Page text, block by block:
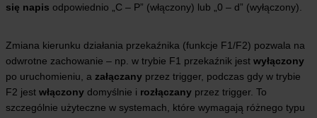
się napis odpowiednio „C – P” (włączony) lub „0 – d” (wyłączony).
Zmiana kierunku działania przekaźnika (funkcje F1/F2) pozwala na
odwrotne zachowanie – np. w trybie F1 przekaźnik jest wyłączony
po uruchomieniu, a załączany przez trigger, podczas gdy w trybie
F2 jest włączony domyślnie i rozłączany przez trigger. To
szczególnie użyteczne w systemach, które wymagają różnego typu